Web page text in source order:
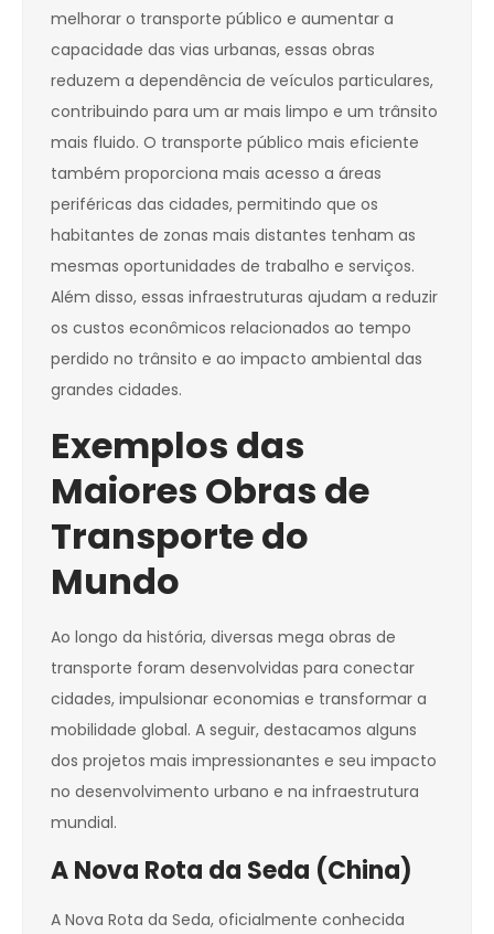
melhorar o transporte público e aumentar a
capacidade das vias urbanas, essas obras
reduzem a dependência de veículos particulares,
contribuindo para um ar mais limpo e um trânsito
mais fluido. O transporte público mais eficiente
também proporciona mais acesso a áreas
periféricas das cidades, permitindo que os
habitantes de zonas mais distantes tenham as
mesmas oportunidades de trabalho e serviços.
Além disso, essas infraestruturas ajudam a reduzir
os custos econômicos relacionados ao tempo
perdido no trânsito e ao impacto ambiental das
grandes cidades.
Exemplos das
Maiores Obras de
Transporte do
Mundo
Ao longo da história, diversas mega obras de
transporte foram desenvolvidas para conectar
cidades, impulsionar economias e transformar a
mobilidade global. A seguir, destacamos alguns
dos projetos mais impressionantes e seu impacto
no desenvolvimento urbano e na infraestrutura
mundial.
A Nova Rota da Seda (China)
A Nova Rota da Seda, oficialmente conhecida